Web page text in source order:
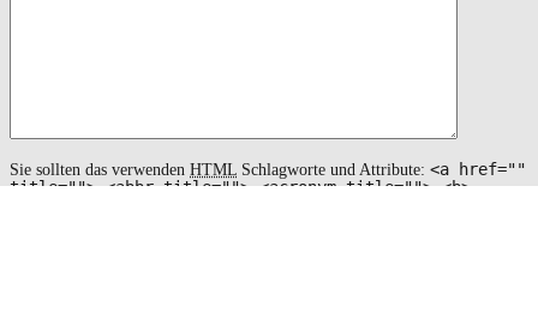
Sie sollten das verwenden HTML Schlagworte und Attribute: <a href=""
title=""> <abbr title=""> <acronym title=""> <b>